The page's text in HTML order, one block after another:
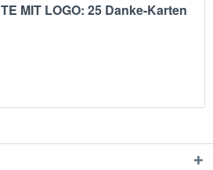
MIT LOGO: 25 Danke-Karten